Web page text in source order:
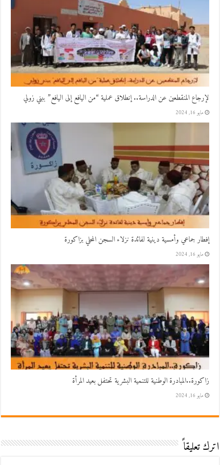
لإرجاع المنقطعين عن الدراسة.. إنطلاق عملية “من اليافع إلى اليافع” ببني زولي
مايو 16, 2024
إفطار جماعي وأمسية دينية لفائدة نزلاء السجن المحلي بزاكورة
مايو 16, 2024
زاكورة..المبادرة الوطنية للتنمية البشرية تحتفل بعيد المرأة
مايو 16, 2024
اترك تعليقاً